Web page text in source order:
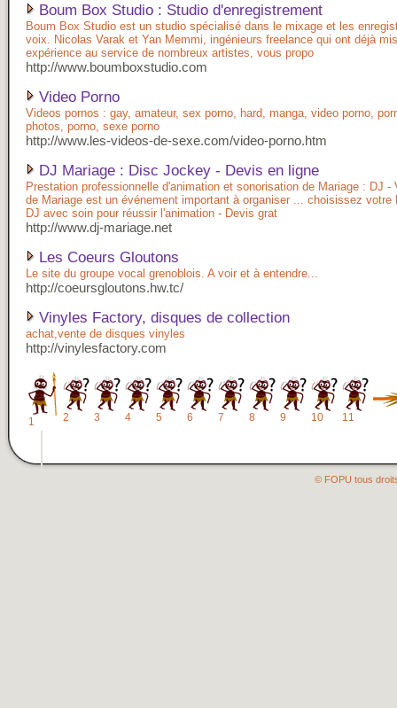
Boum Box Studio : Studio d'enregistrement
Boum Box Studio est un studio spécialisé dans le mixage et les
voix. Nicolas Varak et Yan Memmi, ingénieurs freelance qui ont déjà
expérience au service de nombreux artistes, vous propo
http://www.boumboxstudio.com
Video Porno
Videos pornos : gay, amateur, sex porno, hard, manga, video porno,
photos, porno, sexe porno
http://www.les-videos-de-sexe.com/video-porno.htm
DJ Mariage : Disc Jockey - Devis en ligne
Prestation professionnelle d'animation et sonorisation de Mariage : DJ -
de Mariage est un événement important à organiser ... choisissez
DJ avec soin pour réussir l'animation - Devis grat
http://www.dj-mariage.net
Les Coeurs Gloutons
Le site du groupe vocal grenoblois. A voir et à entendre...
http://coeursgloutons.hw.tc/
Vinyles Factory, disques de collection
achat,vente de disques vinyles
http://vinylesfactory.com
1 2 3 4 5 6 7 8 9 10 11
© FOPU tous